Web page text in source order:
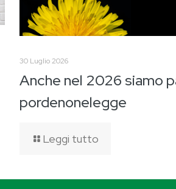
30 Luglio 2026
Anche nel 2026 siamo
pordenonelegge
Leggi tutto